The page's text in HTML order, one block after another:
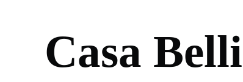
Casa Belli